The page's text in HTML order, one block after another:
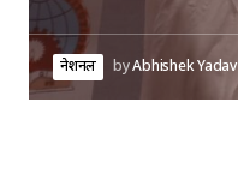
नेशनल byAbhishek Yadav